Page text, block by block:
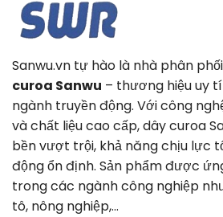
Sanwu.vn tự hào là nhà phân
curoa Sanwu – thương hiệu uy
ngành truyền động. Với công
và chất liệu cao cấp, dây curoa
bền vượt trội, khả năng chịu lực
động ổn định. Sản phẩm được
trong các ngành công nghiệp
tô, nông nghiệp,…